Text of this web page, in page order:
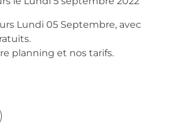
Lundi 05 Septembre, avec
planning et nos tarifs.